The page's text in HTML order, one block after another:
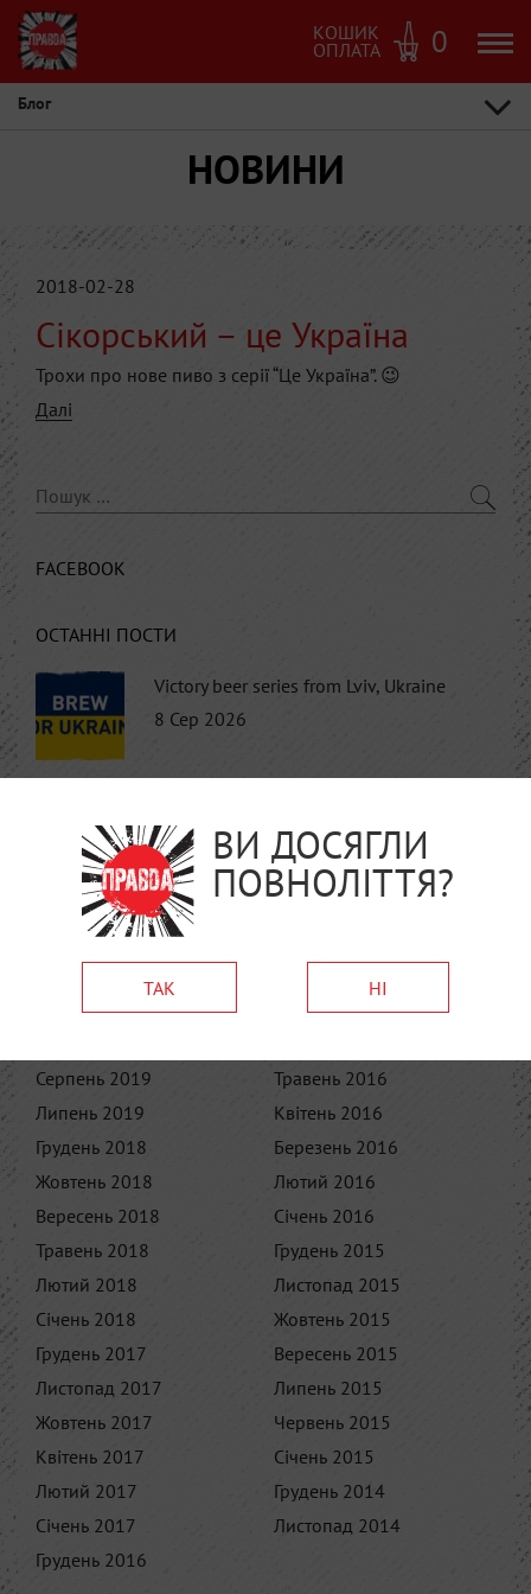
КОШИК
ОПЛАТА 0
НОВИНИ
Блог
2018-02-28
Сікорський – це Україна
Трохи про нове пиво з серії “Це Україна”. 😉
Далі
FACEBOOK
ОСТАННІ ПОСТИ
Victory beer series from Lviv, Ukraine
8 Сер 2026
8 Сер 2026
Квітень 2021
Серпень 2019
Липень 2019
Грудень 2018
Жовтень 2018
Вересень 2018
Травень 2018
Лютий 2018
Січень 2018
Грудень 2017
Листопад 2017
Жовтень 2017
Квітень 2017
Лютий 2017
Січень 2017
Грудень 2016
Жовтень 2016
Травень 2016
Квітень 2016
Березень 2016
Лютий 2016
Січень 2016
Грудень 2015
Листопад 2015
Жовтень 2015
Вересень 2015
Липень 2015
Червень 2015
Січень 2015
Грудень 2014
Листопад 2014
ВИ ДОСЯГЛИ
ПОВНОЛІТТЯ?
ТАК НІ